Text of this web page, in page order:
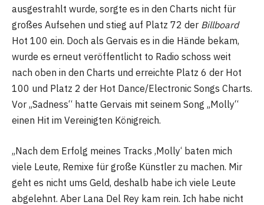
ausgestrahlt wurde, sorgte es in den Charts nicht für
großes Aufsehen und stieg auf Platz 72 der Billboard
Hot 100 ein. Doch als Gervais es in die Hände bekam,
wurde es erneut veröffentlicht to Radio schoss weit
nach oben in den Charts und erreichte Platz 6 der Hot
100 und Platz 2 der Hot Dance/Electronic Songs Charts.
Vor „Sadness“ hatte Gervais mit seinem Song „Molly“
einen Hit im Vereinigten Königreich.
„Nach dem Erfolg meines Tracks ‚Molly‘ baten mich
viele Leute, Remixe für große Künstler zu machen. Mir
geht es nicht ums Geld, deshalb habe ich viele Leute
abgelehnt. Aber Lana Del Rey kam rein. Ich habe nicht